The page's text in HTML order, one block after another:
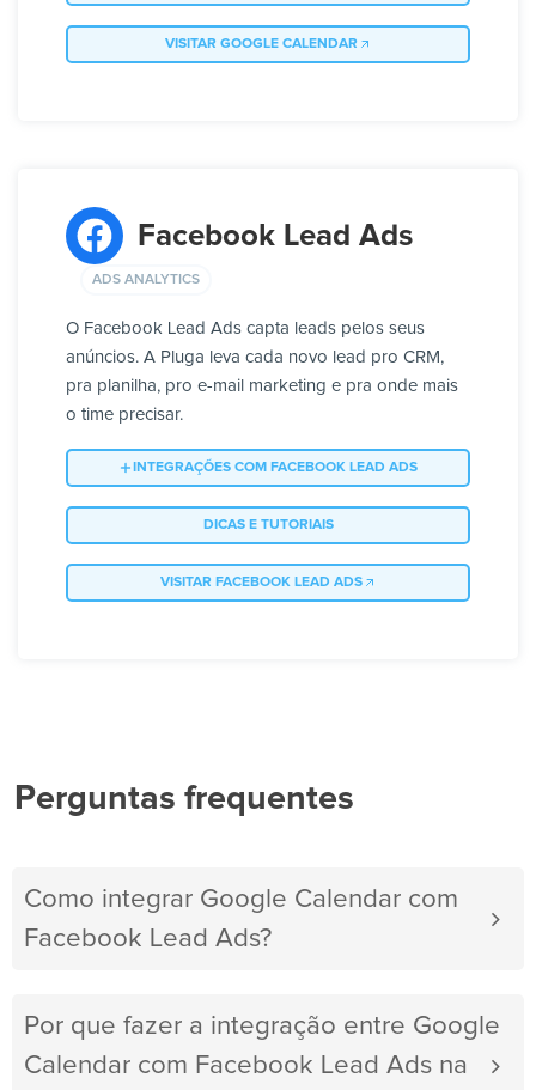
VISITAR GOOGLE CALENDAR
Facebook Lead Ads
ADS ANALYTICS
O Facebook Lead Ads capta leads pelos seus
anúncios. A Pluga leva cada novo lead pro CRM,
pra planilha, pro e-mail marketing e pra onde mais
o time precisar.
INTEGRAÇÕES COM FACEBOOK LEAD ADS
DICAS E TUTORIAIS
VISITAR FACEBOOK LEAD ADS
Perguntas frequentes
Como integrar Google Calendar com
Facebook Lead Ads?
Por que fazer a integração entre Google
Calendar com Facebook Lead Ads na